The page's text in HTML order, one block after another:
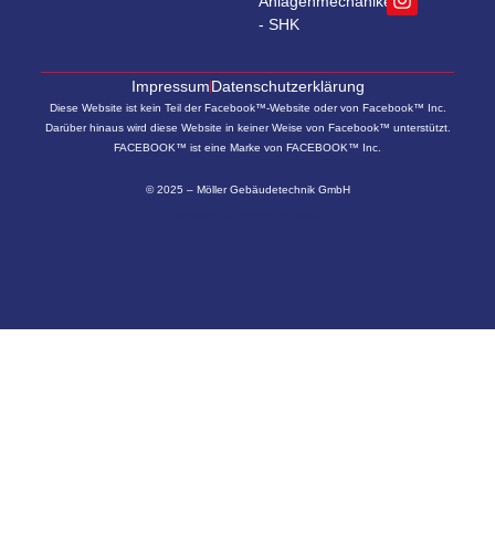
- SHK
ImpressumDatenschutzerklärung
Diese Website ist kein Teil der Facebook™-Website oder von Facebook™ Inc.
Darüber hinaus wird diese Website in keiner Weise von Facebook™ unterstützt.
FACEBOOK™ ist eine Marke von FACEBOOK™ Inc.
© 2025 – Möller Gebäudetechnik GmbH